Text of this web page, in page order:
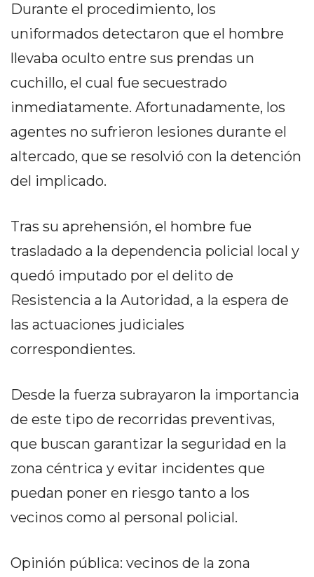
POR WHATSAPP SIN QUE
SE TE PIERDA NINGUNO
TÉRMINOS
CONDICIONES
POLÍTICAS
PRIVACIDAD
MAPA
DEL
DEL
REPORTERO
DIARIO
DEPORTIVO
GRUPO
INFOPBA
Durante el procedimiento, los
uniformados detectaron que el hombre
llevaba oculto entre sus prendas un
cuchillo, el cual fue secuestrado
inmediatamente. Afortunadamente, los
agentes no sufrieron lesiones durante el
altercado, que se resolvió con la detención
del implicado.
Tras su aprehensión, el hombre fue
trasladado a la dependencia policial local y
quedó imputado por el delito de
Resistencia a la Autoridad, a la espera de
las actuaciones judiciales
correspondientes.
Desde la fuerza subrayaron la importancia
de este tipo de recorridas preventivas,
que buscan garantizar la seguridad en la
zona céntrica y evitar incidentes que
puedan poner en riesgo tanto a los
vecinos como al personal policial.
Opinión pública: vecinos de la zona